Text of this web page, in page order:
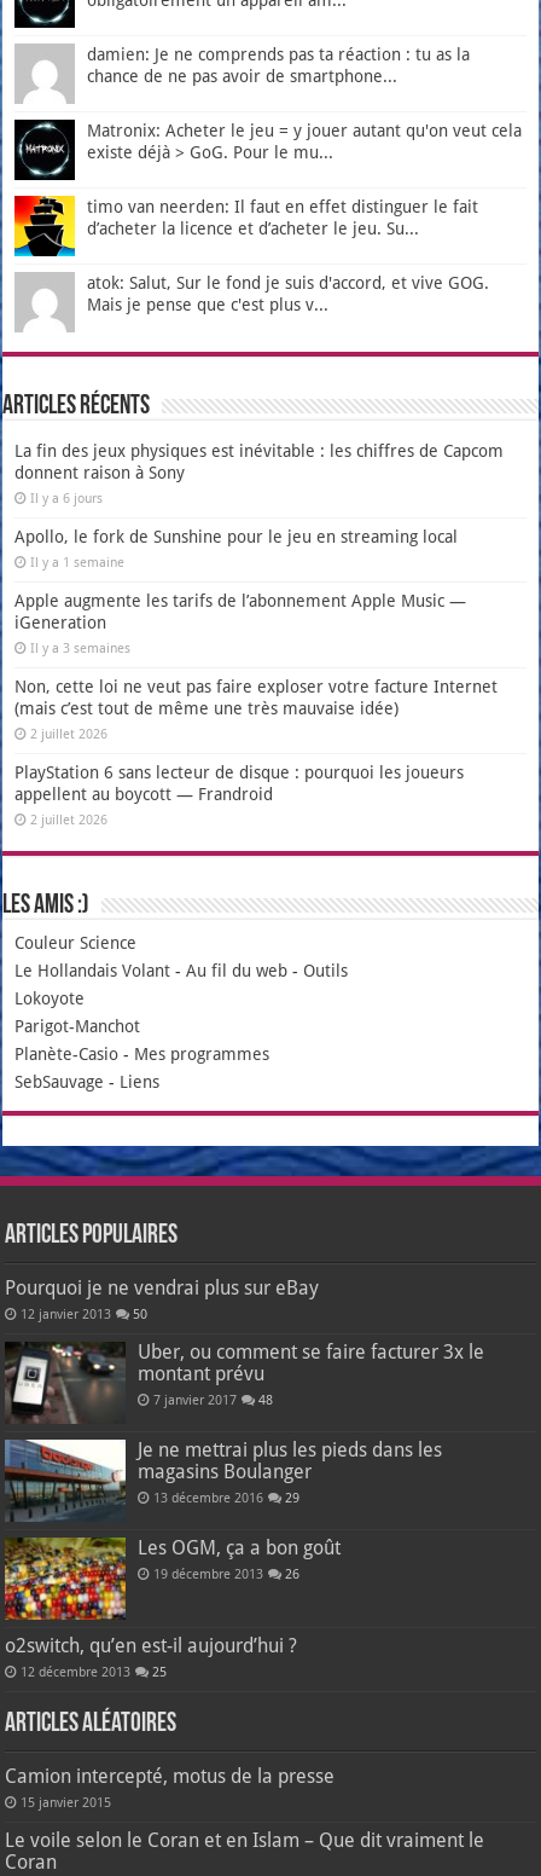
damien: Je ne comprends pas ta réaction : tu as la
chance de ne pas avoir de smartphone...
Matronix: Acheter le jeu = y jouer autant qu'on veut cela
existe déjà > GoG. Pour le mu...
timo van neerden: Il faut en effet distinguer le fait
d’acheter la licence et d’acheter le jeu. Su...
atok: Salut, Sur le fond je suis d'accord, et vive GOG.
Mais je pense que c'est plus v...
Articles récents
La fin des jeux physiques est inévitable : les chiffres de Capcom
donnent raison à Sony
Il y a 6 jours
Apollo, le fork de Sunshine pour le jeu en streaming local
Il y a 1 semaine
Apple augmente les tarifs de l’abonnement Apple Music —
iGeneration
Il y a 3 semaines
Non, cette loi ne veut pas faire exploser votre facture Internet
(mais c’est tout de même une très mauvaise idée)
2 juillet 2026
PlayStation 6 sans lecteur de disque : pourquoi les joueurs
appellent au boycott — Frandroid
2 juillet 2026
Les amis :)
Couleur Science
Le Hollandais Volant -Au fil du web - Outils
Lokoyote
Parigot-Manchot
Planète-Casio - Mes programmes
SebSauvage - Liens
Articles populaires
Pourquoi je ne vendrai plus sur eBay
12 janvier 2013 50
Uber, ou comment se faire facturer 3x le
montant prévu
7 janvier 2017 48
Je ne mettrai plus les pieds dans les
magasins Boulanger
13 décembre 2016 29
Les OGM, ça a bon goût
19 décembre 2013 26
o2switch, qu’en est-il aujourd’hui ?
12 décembre 2013 25
Articles aléatoires
Camion intercepté, motus de la presse
15 janvier 2015
Le voile selon le Coran et en Islam – Que dit vraiment le
Coran